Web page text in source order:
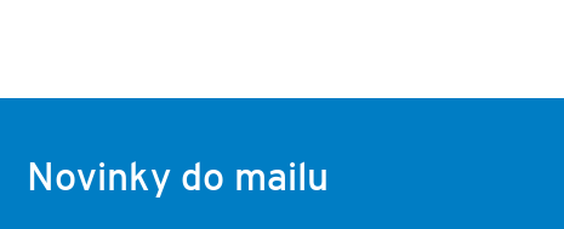
Novinky do mailu